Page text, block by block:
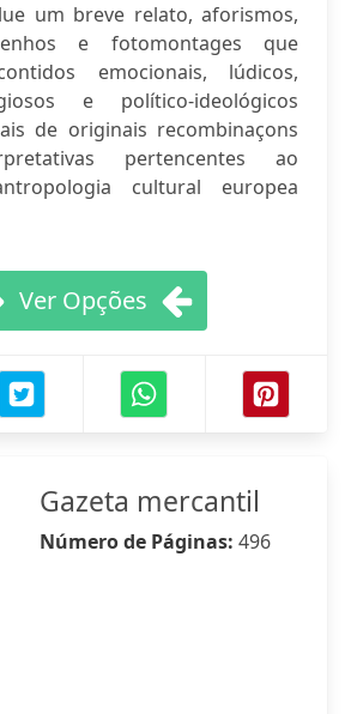
um breve relato, aforismos,
e fotomontages que
emocionais, lúdicos,
e político-ideológicos
de originais recombinaçons
pertencentes ao
cultural europea
Ver Opções
Gazeta mercantil
Número de Páginas: 496